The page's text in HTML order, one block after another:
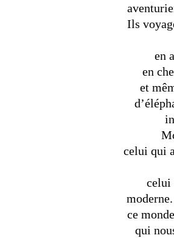
Ils
en
en
et
celui qui
celui
ce
qui